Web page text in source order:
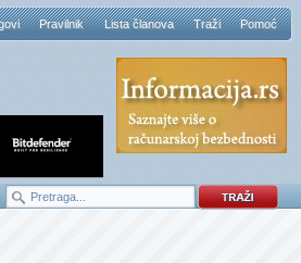
Pravilnik Lista članova Traži Pomoć